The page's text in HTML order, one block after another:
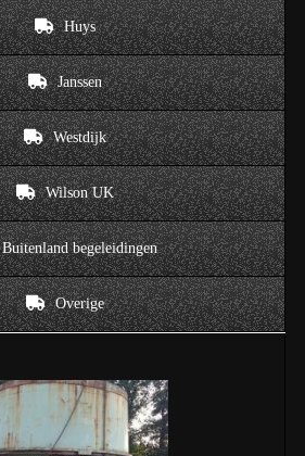
Huys
Janssen
Westdijk
Wilson UK
Buitenland begeleidingen
Overige